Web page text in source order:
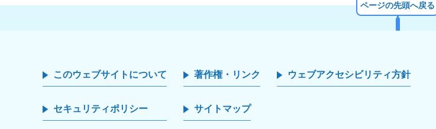
ページの先頭へ戻る
このウェブサイトについて 著作権・リンク ウェブアクセシビリティ方針
セキュリティポリシー サイトマップ